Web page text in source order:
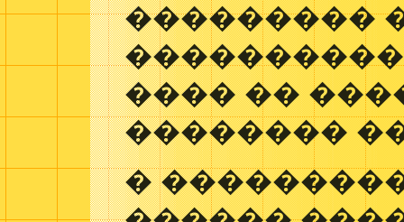
���������
���� ��
��������
�